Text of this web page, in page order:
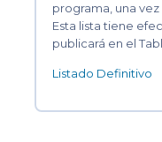
programa, una
Esta lista tiene
publicará en el
Listado Definitivo